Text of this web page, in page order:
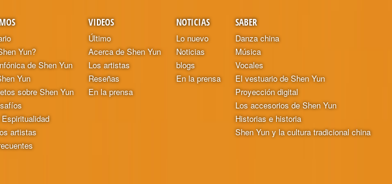
Yun?
de Shen Yun
Yun
sobre Shen Yun
artistas
VIDEOS
Último
Acerca de Shen Yun
Los artistas
Reseñas
En la prensa
NOTICIAS
Lo nuevo
Noticias
blogs
En la prensa
SABER
Danza china
Música
Vocales
El vestuario de Shen Yun
Proyección digital
Los accesorios de Shen Yun
Historias e historia
Shen Yun y la cultura tradicional china